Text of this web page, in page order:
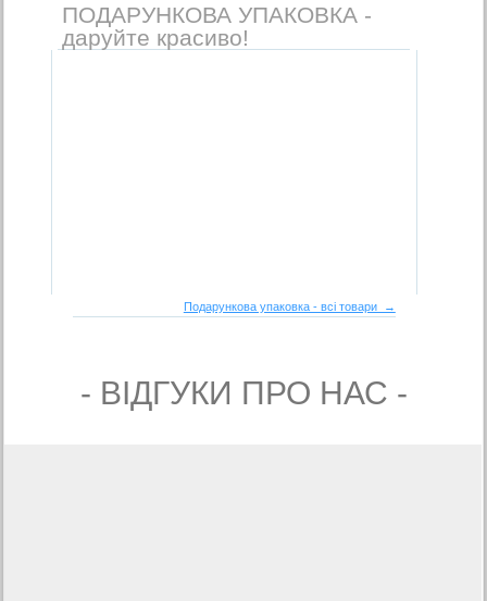
ПОДАРУНКОВА УПАКОВКА -
даруйте красиво!
Подарункова упаковка - всі товари →
- ВIДГУКИ ПРО НАС -